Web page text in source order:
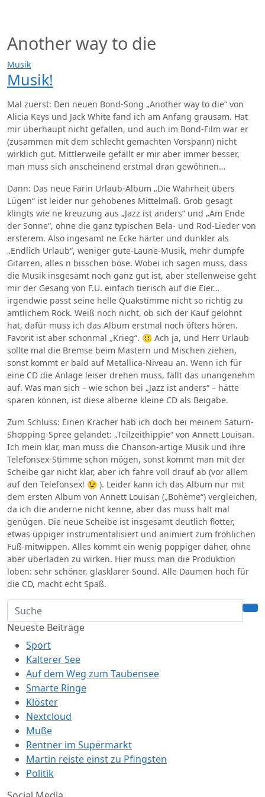
springen
Another way to die
Musik
Musik!
Mal zuerst: Den neuen Bond-Song „Another way to die“ von
Alicia Keys und Jack White fand ich am Anfang grausam. Hat
mir überhaupt nicht gefallen, und auch im Bond-Film war er
(zusammen mit dem schlecht gemachten Vorspann) nicht
wirklich gut. Mittlerweile gefällt er mir aber immer besser,
man muss sich anscheinend erstmal dran gewöhnen…
Dann: Das neue Farin Urlaub-Album „Die Wahrheit übers
Lügen“ ist leider nur gehobenes Mittelmaß. Grob gesagt
klingts wie ne kreuzung aus „Jazz ist anders“ und „Am Ende
der Sonne“, ohne die ganz typischen Bela- und Rod-Lieder von
ersterem. Also ingesamt ne Ecke härter und dunkler als
„Endlich Urlaub“, weniger gute-Laune-Musik, mehr dumpfe
Gitarren, alles n bisschen böse. Wobei ich sagen muss, dass
die Musik insgesamt noch ganz gut ist, aber stellenweise geht
mir der Gesang von F.U. einfach tierisch auf die Eier…
irgendwie passt seine helle Quakstimme nicht so richtig zu
amtlichem Rock. Weiß noch nicht, ob sich der Kauf gelohnt
hat, dafür muss ich das Album erstmal noch öfters hören.
Favorit ist aber schonmal „Krieg“. 🙂 Ach ja, und Herr Urlaub
sollte mal die Bremse beim Mastern und Mischen ziehen,
sonst kommt er bald auf Metallica-Niveau an. Wenn ich für
eine CD die Anlage leiser drehen muss, fällt das unangenehm
auf. Was man sich – wie schon bei „Jazz ist anders“ – hätte
sparen können, ist diese alberne kleine CD als Beigabe.
Zum Schluss: Einen Kracher hab ich doch bei meinem Saturn-
Shopping-Spree gelandet: „Teilzeithippie“ von Annett Louisan.
Ich mein klar, man muss die Chanson-artige Musik und ihre
Telefonsex-Stimme schon mögen, sonst kommt man mit der
Scheibe gar nicht klar, aber ich fahre voll drauf ab (vor allem
auf den Telefonsex! 😉 ). Leider kann ich das Album nur mit
dem ersten Album von Annett Louisan („Bohème“) vergleichen,
da ich die anderne nicht kenne, aber das muss halt mal
genügen. Die neue Scheibe ist insgesamt deutlich flotter,
etwas üppiger instrumentalisiert und animiert zum fröhlichen
Fuß-mitwippen. Alles kommt ein wenig poppiger daher, ohne
aber überladen zu wirken. Hier muss man die Produktion
loben: sehr schöner, glasklarer Sound. Alle Daumen hoch für
die CD, macht echt Spaß.
Neueste Beiträge
Sport
Kalterer See
Auf dem Weg zum Taubensee
Smarte Ringe
Klöster
Nextcloud
Muße
Rentner im Supermarkt
Martin reiste einst zu Pfingsten
Politik